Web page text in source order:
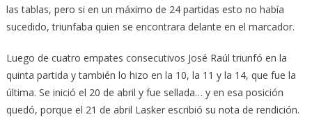
las tablas, pero si en un máximo de 24 partidas esto no había
sucedido, triunfaba quien se encontrara delante en el marcador.
Luego de cuatro empates consecutivos José Raúl triunfó en la
quinta partida y también lo hizo en la 10, la 11 y la 14, que fue la
última. Se inició el 20 de abril y fue sellada… y en esa posición
quedó, porque el 21 de abril Lasker escribió su nota de rendición.